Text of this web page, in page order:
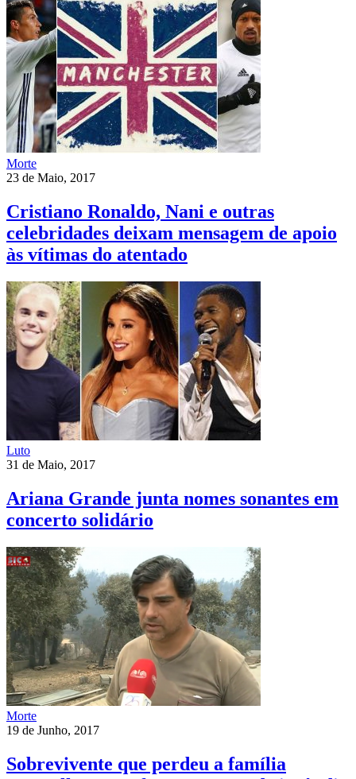
Morte
23 de Maio, 2017
Cristiano Ronaldo, Nani e outras
celebridades deixam mensagem de apoio
às vítimas do atentado
Luto
31 de Maio, 2017
Ariana Grande junta nomes sonantes em
concerto solidário
Morte
19 de Junho, 2017
Sobrevivente que perdeu a família